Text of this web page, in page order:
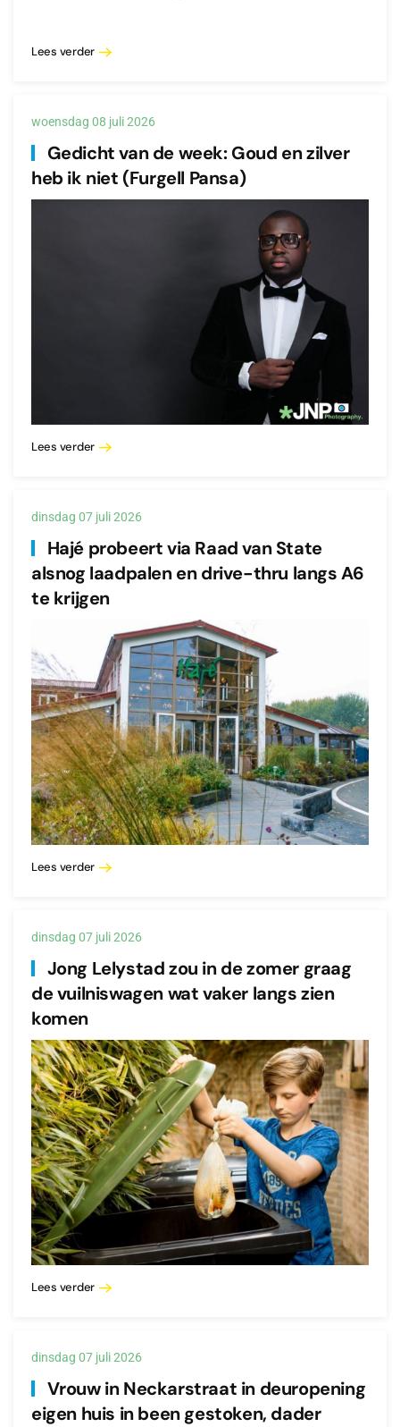
Lees verder
woensdag 08 juli 2026
Gedicht van de week: Goud en zilver
heb ik niet (Furgell Pansa)
Lees verder
dinsdag 07 juli 2026
Hajé probeert via Raad van State
alsnog laadpalen en drive-thru langs A6
te krijgen
Lees verder
dinsdag 07 juli 2026
Jong Lelystad zou in de zomer graag
de vuilniswagen wat vaker langs zien
komen
Lees verder
dinsdag 07 juli 2026
Vrouw in Neckarstraat in deuropening
eigen huis in been gestoken, dader